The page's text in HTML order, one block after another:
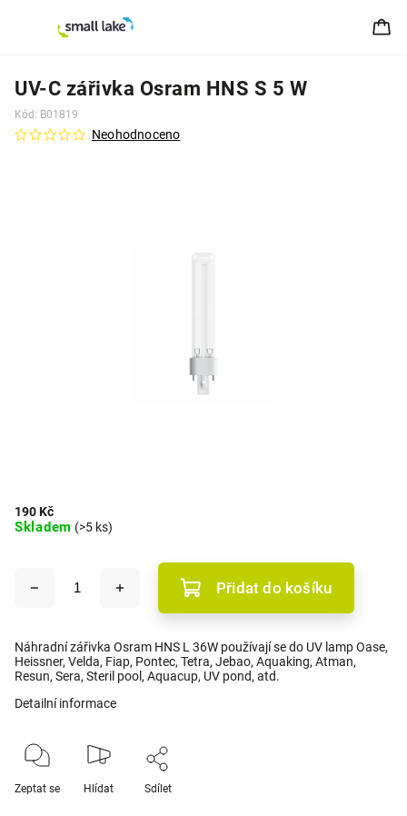
UV-C zářivka Osram HNS S 5 W
Kód: B01819
Neohodnoceno
190 Kč
Skladem (>5 ks)
Přidat do košíku
Náhradní zářivka Osram HNS L 36W používají se do UV lamp Oase,
Heissner, Velda, Fiap, Pontec, Tetra, Jebao, Aquaking, Atman,
Resun, Sera, Steril pool, Aquacup, UV pond, atd.
Detailní informace
Zeptat se Hlídat Sdílet